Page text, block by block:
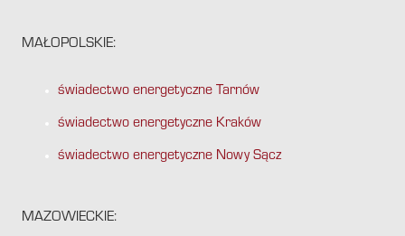
MAŁOPOLSKIE:
świadectwo energetyczne Tarnów
świadectwo energetyczne Kraków
świadectwo energetyczne Nowy Sącz
MAZOWIECKIE: